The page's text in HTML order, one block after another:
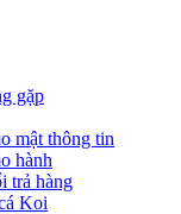
gặp
mật thông tin
hành
trả hàng
Koi